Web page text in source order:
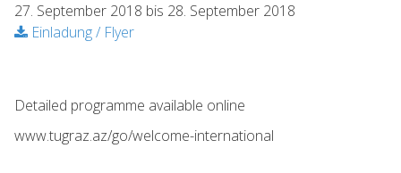
27. September 2018 bis 28. September 2018
Einladung / Flyer
Detailed programme available online
www.tugraz.az/go/welcome-international